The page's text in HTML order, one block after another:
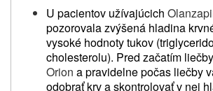
U pacientov užívajúcich
pozorovala zvýšená hladina
vysoké hodnoty tukov
cholesterolu). Pred začatím liečby
Orion apravidelne počas liečby
odobrať krv a skontrolovať v nej